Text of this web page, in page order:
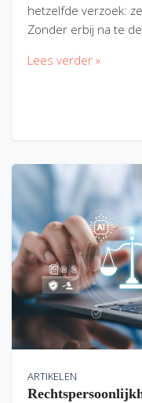
hetzelfde verzoek:
Zonder erbij na te
Lees verder »
ARTIKELEN